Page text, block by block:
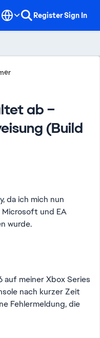
RegisterSign In
ab –
(Build
da ich mich nun
und EA
wurde.
meiner Xbox Series
nach kurzer Zeit
Fehlermeldung, die